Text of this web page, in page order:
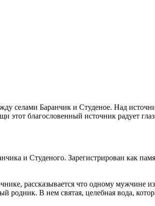
селами Баранчик и Студеное. Над
благословенный источник радует
и Студеного. Зарегистрирован как
рассказывается что одному мужчине
родник. В нем святая, целебная вода,